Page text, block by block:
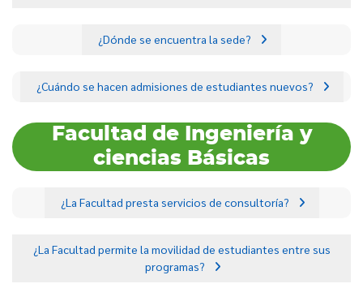
¿Dónde se encuentra la sede?
¿Cuándo se hacen admisiones de estudiantes nuevos?
Facultad de Ingeniería y
ciencias Básicas
¿La Facultad presta servicios de consultoría?
¿La Facultad permite la movilidad de estudiantes entre sus
programas?